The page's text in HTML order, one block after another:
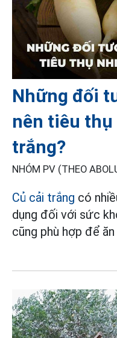
Những đối
nên tiêu
trắng?
NHÓM PV (THEO
Củ cải trắng có
dụng đối với sức
cũng phù hợp để